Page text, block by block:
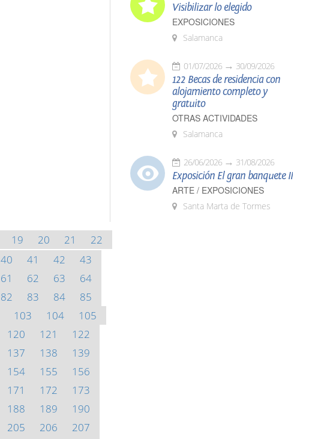
19 20 21
22
40 41 42
43
61 62 63
64
82 83 84
85
103 104
105
120 121
122
137 138
139
154 155
156
171 172
173
188 189
190
205 206 207
Visibilizar lo elegido
EXPOSICIONES
Salamanca
01/07/2026 30/09/2026
122 Becas de residencia con
alojamiento completo y
gratuito
OTRAS ACTIVIDADES
Salamanca
26/06/2026 31/08/2026
Exposición El gran banquete II
ARTE / EXPOSICIONES
Santa Marta de Tormes